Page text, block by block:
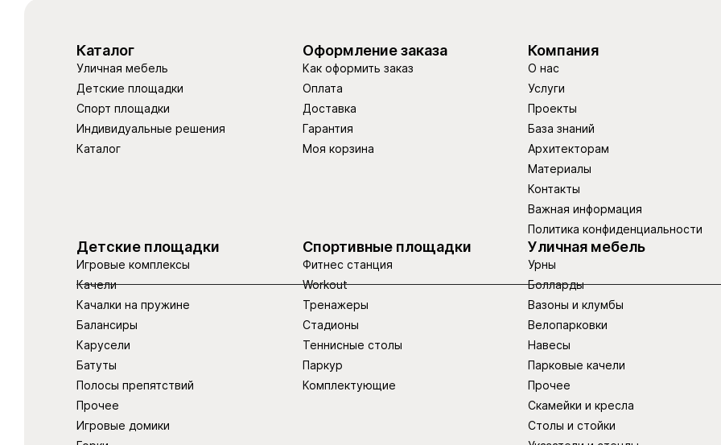
Каталог
Уличная мебель
Детские площадки
Спорт площадки
Индивидуальные решения
Каталог
Оформление заказа
Как оформить заказ
Оплата
Доставка
Гарантия
Моя корзина
Компания
О нас
Услуги
Проекты
База знаний
Архитекторам
Материалы
Контакты
Важная информация
Политика конфиденциальности
Детские площадки
Игровые комплексы
Качели
Качалки на пружине
Балансиры
Карусели
Батуты
Полосы препятствий
Прочее
Игровые домики
Спортивные площадки
Фитнес станция
Workout
Тренажеры
Стадионы
Теннисные столы
Паркур
Комплектующие
Уличная мебель
Урны
Болларды
Вазоны и клумбы
Велопарковки
Навесы
Парковые качели
Прочее
Скамейки и кресла
Столы и стойки